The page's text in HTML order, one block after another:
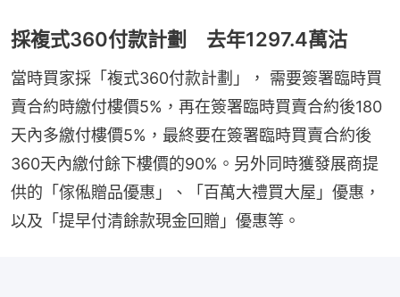
採複式360付款計劃 去年1297.4萬沽
當時買家採「複式360付款計劃」， 需要簽署臨時買
賣合約時繳付樓價5%，再在簽署臨時買賣合約後180
天內多繳付樓價5%，最終要在簽署臨時買賣合約後
360天內繳付餘下樓價的90%。另外同時獲發展商提
供的「傢俬贈品優惠」、「百萬大禮買大屋」優惠，
以及「提早付清餘款現金回贈」優惠等。